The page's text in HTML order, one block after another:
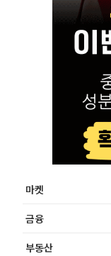
마켓
금융
부동산